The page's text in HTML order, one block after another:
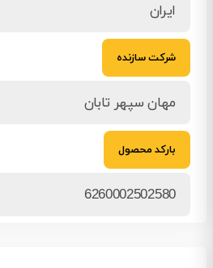
ایران
شرکت سازنده
مهان سپهر تابان
بارکد محصول
6260002502580